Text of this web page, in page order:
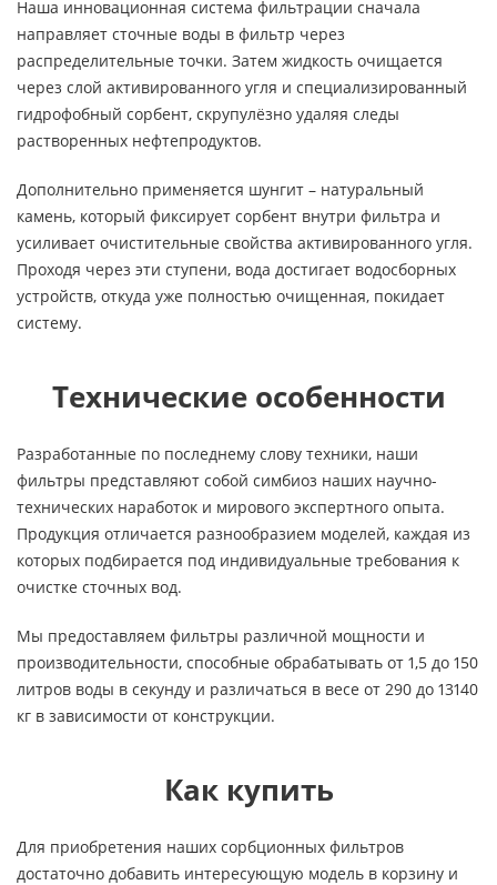
Наша инновационная система фильтрации сначала
направляет сточные воды в фильтр через
распределительные точки. Затем жидкость очищается
через слой активированного угля и специализированный
гидрофобный сорбент, скрупулёзно удаляя следы
растворенных нефтепродуктов.
Дополнительно применяется шунгит – натуральный
камень, который фиксирует сорбент внутри фильтра и
усиливает очистительные свойства активированного угля.
Проходя через эти ступени, вода достигает водосборных
устройств, откуда уже полностью очищенная, покидает
систему.
Технические особенности
Разработанные по последнему слову техники, наши
фильтры представляют собой симбиоз наших научно-
технических наработок и мирового экспертного опыта.
Продукция отличается разнообразием моделей, каждая из
которых подбирается под индивидуальные требования к
очистке сточных вод.
Мы предоставляем фильтры различной мощности и
производительности, способные обрабатывать от 1,5 до 150
литров воды в секунду и различаться в весе от 290 до 13140
кг в зависимости от конструкции.
Как купить
Для приобретения наших сорбционных фильтров
достаточно добавить интересующую модель в корзину и